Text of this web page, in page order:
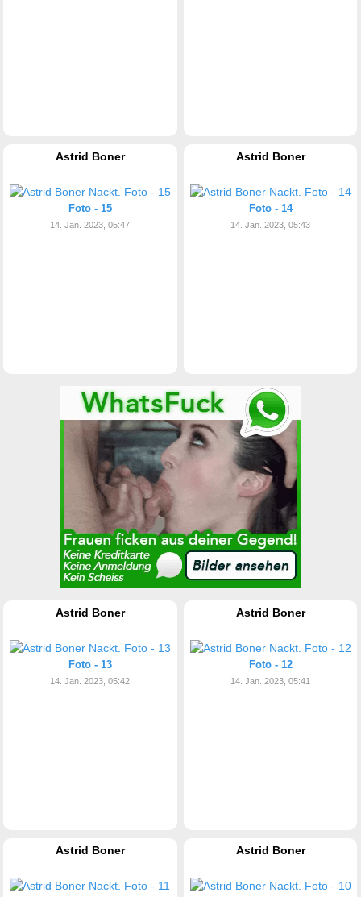
Astrid Boner
Foto - 15
14. Jan. 2023, 05:47
Astrid Boner
Foto - 14
14. Jan. 2023, 05:43
Astrid Boner
Foto - 13
14. Jan. 2023, 05:42
Astrid Boner
Foto - 12
14. Jan. 2023, 05:41
Astrid Boner Astrid Boner